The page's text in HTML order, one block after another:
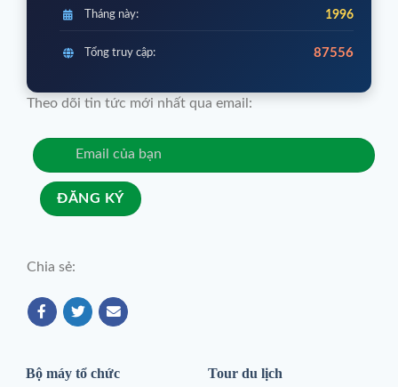
Tháng này: 1996
Tổng truy cập: 87556
Theo dõi tin tức mới nhất qua email:
Chia sẻ:
Bộ máy tổ chức Tour du lịch